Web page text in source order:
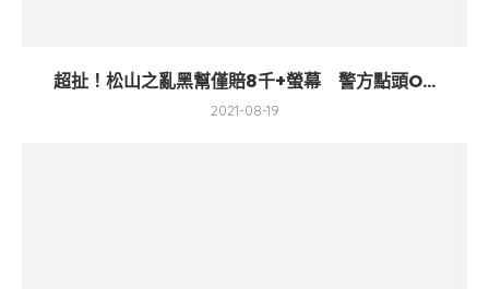
超扯！松山之亂黑幫僅賠8千+螢幕 警方點頭O...
2021-08-19